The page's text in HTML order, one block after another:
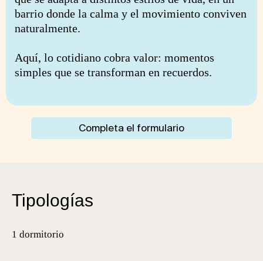
barrio donde la calma y el movimiento conviven
naturalmente.
Aquí, lo cotidiano cobra valor: momentos
simples que se transforman en recuerdos.
Completa el formulario
Tipologías